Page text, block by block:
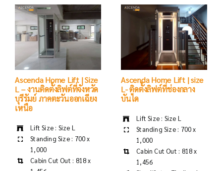
Ascenda Home Lift | Size
L – งานติดตั้งลิฟต์ที่จังหวัด
บุรีรัมย์ ภาคตะวันออกเฉียง
เหนือ
Lift Size : Size L
1,000
Cabin Cut Out : 818 x
1,456
Simplify to : Thailand
Ascenda Home Lift | size
L- ติดตั้งลิฟต์ที่ช่องกลาง
บันได
Lift Size : Size L
1,000
Cabin Cut Out : 818 x
1,456
Simplify to : Thailand